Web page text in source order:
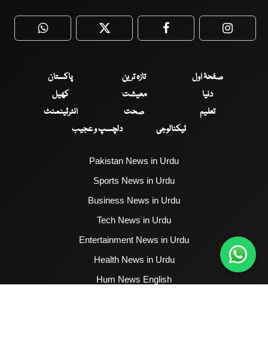
WhatsApp Twitter Facebook
صفحۂ اول تازہ ترین
پاکستان
دنیا
معیشت
کھیل
تعلیم
صحت
انٹرٹینمنٹ
ٹیکنالوجی
دلچسپ و عجیب
Pakistan News in Urdu
Sports News in Urdu
Business News in Urdu
Tech News in Urdu
Entertainment News in Urdu
Health News in Urdu
Hum News English